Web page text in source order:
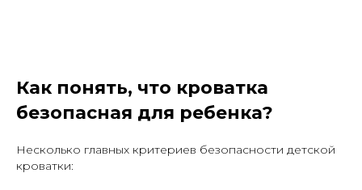
Как понять, что кроватка
безопасная для ребенка?
Несколько главных критериев безопасности детской
кроватки: